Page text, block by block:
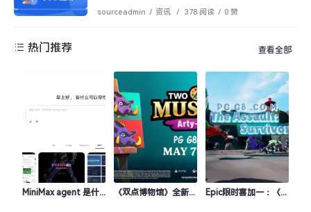
sourceadmin / 资讯 / 378 阅读 / 0 赞
热门推荐 查看全部
MiniMax agent 是什么？ 《双点博物馆》全新DLC“艺想天开”即将登陆PG手游多平台 Epic限时喜加一：《突袭：幸存者》上线领取加PG试玩推荐